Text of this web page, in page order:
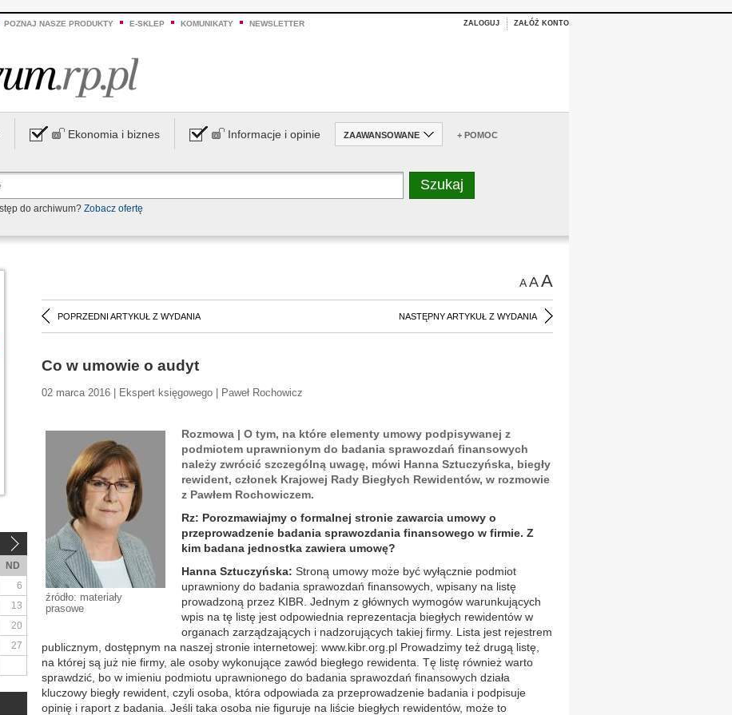
POZNAJ NASZE PRODUKTY E-SKLEP KOMUNIKATY NEWSLETTER ZALOGUJ ZAŁÓŻ KONTO
Ekonomia i biznes Informacje i opinie ZAAWANSOWANE + POMOC
do archiwum? Zobacz ofertę
AAA
POPRZEDNI ARTYKUŁ Z WYDANIA NASTĘPNY ARTYKUŁ Z WYDANIA
Co w umowie o audyt
02 marca 2016 | Ekspert księgowego | Paweł Rochowicz
źródło: materiały
prasowe
Rozmowa | O tym, na które elementy umowy podpisywanej z
podmiotem uprawnionym do badania sprawozdań finansowych
należy zwrócić szczególną uwagę, mówi Hanna Sztuczyńska, biegły
rewident, członek Krajowej Rady Biegłych Rewidentów, w rozmowie
z Pawłem Rochowiczem.
Rz: Porozmawiajmy o formalnej stronie zawarcia umowy o
przeprowadzenie badania sprawozdania finansowego w firmie. Z
kim badana jednostka zawiera umowę?
Hanna Sztuczyńska: Stroną umowy może być wyłącznie podmiot
uprawniony do badania sprawozdań finansowych, wpisany na listę
prowadzoną przez KIBR. Jednym z głównych wymogów warunkujących
wpis na tę listę jest odpowiednia reprezentacja biegłych rewidentów w
organach zarządzających i nadzorujących takiej firmy. Lista jest rejestrem
publicznym, dostępnym na naszej stronie internetowej: www.kibr.org.pl Prowadzimy też drugą listę,
na której są już nie firmy, ale osoby wykonujące zawód biegłego rewidenta. Tę listę również warto
sprawdzić, bo w imieniu podmiotu uprawnionego do badania sprawozdań finansowych działa
kluczowy biegły rewident, czyli osoba, która odpowiada za przeprowadzenie badania i podpisuje
opinię i raport z badania. Jeśli taka osoba nie figuruje na liście biegłych rewidentów, może to
ND
6
13
20
27